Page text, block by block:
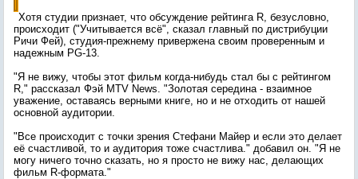
Хотя студии признает, что обсуждение рейтинга R, безусловно,
происходит ("Учитывается всё", сказал главный по дистрибуции
Ричи Фей), студия-прежнему привержена своим проверенным и
надежным PG-13.
"Я не вижу, чтобы этот фильм когда-нибудь стал бы с рейтингом
R," рассказал Фэй MTV News. "Золотая середина - взаимное
уважение, оставаясь верными книге, но и не отходить от нашей
основной аудитории.
"Все происходит с точки зрения Стефани Майер и если это делает
её счастливой, то и аудитория тоже счастлива." добавил он. "Я не
могу ничего точно сказать, но я просто не вижу нас, делающих
фильм R-формата."